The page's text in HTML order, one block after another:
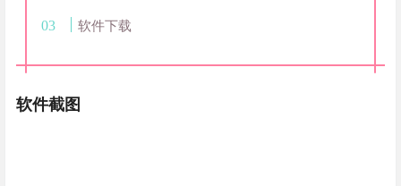
软件下载
软件截图